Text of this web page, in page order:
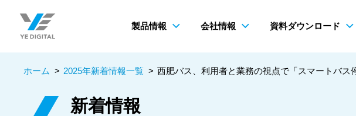
製品情報 会社情報 資料ダウンロード
ホーム > 2025年新着情報一覧 > 西肥バス、利用者と業務の視点で「スマートバス
新着情報